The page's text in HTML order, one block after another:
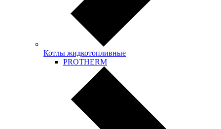
Котлы жидкотопливные
PROTHERM